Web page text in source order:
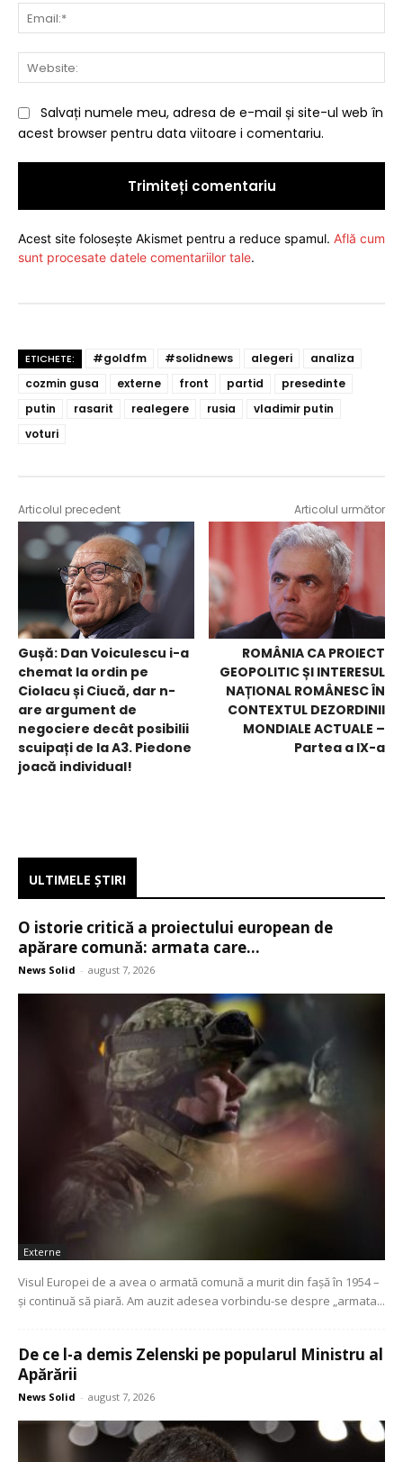
Salvați numele meu, adresa de e-mail și site-ul web în
acest browser pentru data viitoare i comentariu.
Acest site folosește Akismet pentru a reduce spamul. Află cum
sunt procesate datele comentariilor tale.
ETICHETE: #goldfm #solidnews alegeri
analiza
cozmin gusa
externe front partid
presedinte
putin
rasarit realegere rusia
vladimir putin
voturi
Articolul precedent
Gușă: Dan Voiculescu i-a
chemat la ordin pe
Ciolacu și Ciucă, dar n-
are argument de
negociere decât posibilii
scuipați de la A3. Piedone
joacă individual!
Articolul următor
ROMÂNIA CA PROIECT
GEOPOLITIC ȘI INTERESUL
NAȚIONAL ROMÂNESC ÎN
CONTEXTUL DEZORDINII
MONDIALE ACTUALE –
Partea a IX-a
ULTIMELE ŞTIRI
O istorie critică a proiectului european de
apărare comună: armata care...
News Solid - august 7, 2026
Externe
Visul Europei de a avea o armată comună a murit din fașă în 1954 –
și continuă să piară. Am auzit adesea vorbindu-se despre „armata...
De ce l-a demis Zelenski pe popularul Ministru al
Apărării
News Solid - august 7, 2026